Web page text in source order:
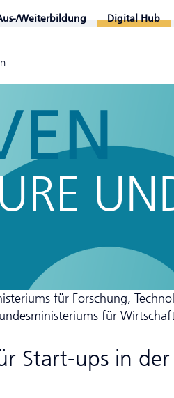
Weiterbildung Digital Hub
für Forschung,
für
Start-ups in der